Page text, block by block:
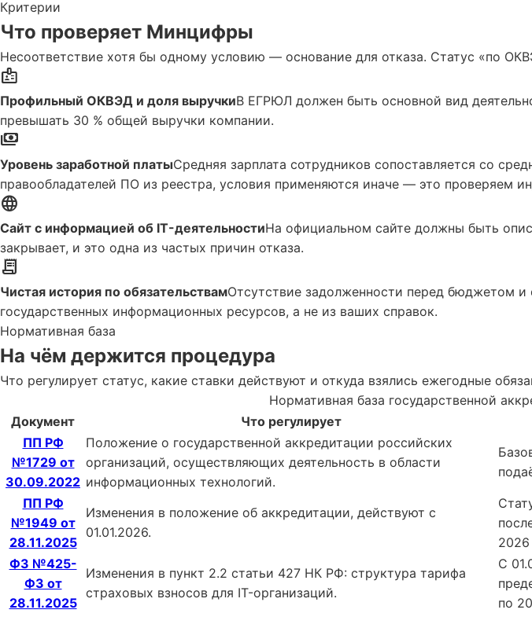
Критерии
Что проверяет Минцифры
Несоответствие хотя бы одному условию — основание для отказа. Статус «по
badge
Профильный ОКВЭД и доля выручкиВ ЕГРЮЛ должен быть основной вид
превышать 30 % общей выручки компании.
payments
Уровень заработной платыСредняя зарплата сотрудников сопоставляется со
правообладателей ПО из реестра, условия применяются иначе — это проверяем
language
Сайт с информацией об IT-деятельностиНа официальном сайте должны быть
закрывает, и это одна из частых причин отказа.
receipt_long
Чистая история по обязательствамОтсутствие задолженности перед бюджетом
государственных информационных ресурсов, а не из ваших справок.
Нормативная база
На чём держится процедура
Что регулирует статус, какие ставки действуют и откуда взялись ежегодные
Нормативная база государственной
Документ
Что регулирует
ПП РФ
№1729 от
30.09.2022
Положение о государственной аккредитации российских
организаций, осуществляющих деятельность в области
информационных технологий.
ПП РФ
№1949 от
28.11.2025
Изменения в положение об аккредитации, действуют с
01.01.2026.
2026
ФЗ №425-
ФЗ от
28.11.2025
Изменения в пункт 2.2 статьи 427 НК РФ: структура тарифа
страховых взносов для IT-организаций.
С
по